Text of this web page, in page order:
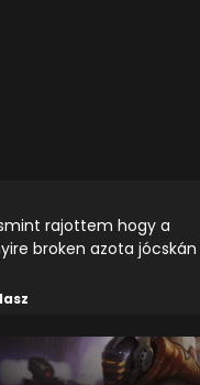
rajottem hogy a
broken azota jócskán